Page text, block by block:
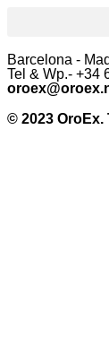
Barcelona -
Tel & Wp.- +34
© 2023